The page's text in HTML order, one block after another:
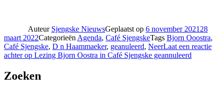
Auteur Sjengske NieuwsGeplaatst op 6 november 2021 28
maart 2022Categorieën Agenda, Café SjengskeTags Bjorn Ooostra,
Café Sjengske, D n Haammaeker, geanuleerd, NeerLaat een reactie
achterop Lezing Bjorn Oostra in Café Sjengske geannuleerd
Zoeken